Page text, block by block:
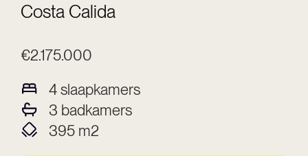
Costa Calida
€2.175.000
4slaapkamers
3 badkamers
395 m2